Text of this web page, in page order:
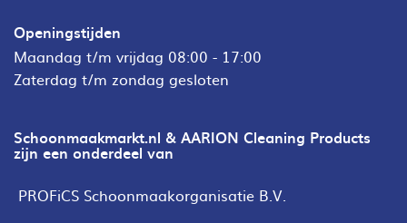
Openingstijden
Maandag t/m vrijdag 08:00 - 17:00
Zaterdag t/m zondag gesloten
Schoonmaakmarkt.nl & AARION Cleaning Products
zijn een onderdeel van
PROFiCS Schoonmaakorganisatie B.V.